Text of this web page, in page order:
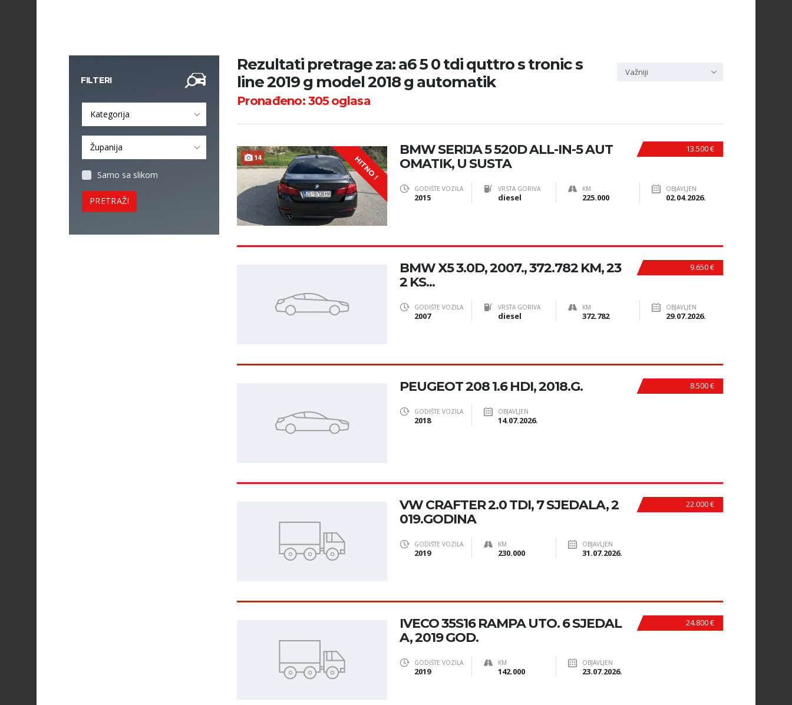
FILTERI
Kategorija
Županija
Samo sa slikom
PRETRAŽI
Rezultati pretrage za: a6 5 0 tdi quttro s tronic s
line 2019 g model 2018 g automatik
Pronađeno:305oglasa
Važniji
14 HITNO !
13.500 €
BMW SERIJA 5 520D ALL-IN-5 AUT
OMATIK, U SUSTA
GODIŠTE VOZILA
2015
VRSTA GORIVA
diesel
KM
225.000
OBJAVLJEN
02.04.2026.
9.650 €
BMW X5 3.0D, 2007., 372.782 KM, 23
2 KS...
GODIŠTE VOZILA
2007
VRSTA GORIVA
diesel
KM
372.782
OBJAVLJEN
29.07.2026.
8.500 €
PEUGEOT 208 1.6 HDI, 2018.G.
GODIŠTE VOZILA
2018
OBJAVLJEN
14.07.2026.
22.000 €
VW CRAFTER 2.0 TDI, 7 SJEDALA, 2
019.GODINA
GODIŠTE VOZILA
2019
KM
230.000
OBJAVLJEN
31.07.2026.
24.800 €
IVECO 35S16 RAMPA UTO. 6 SJEDAL
A, 2019 GOD.
GODIŠTE VOZILA
2019
KM
142.000
OBJAVLJEN
23.07.2026.